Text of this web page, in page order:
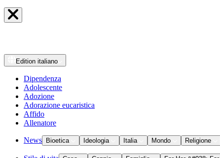
Edition italiano
Dipendenza
Adolescente
Adozione
Adorazione eucaristica
Affido
Allenatore
News Bioetica Ideologia Italia Mondo Religione